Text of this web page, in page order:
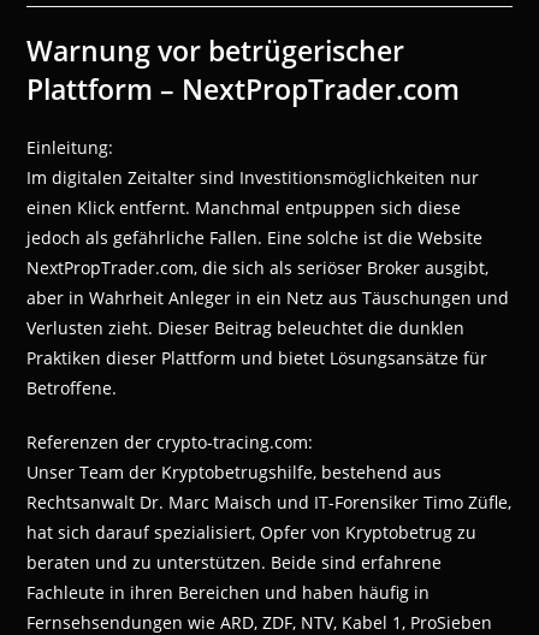
Warnung vor betrügerischer
Plattform – NextPropTrader.com
Einleitung:
Im digitalen Zeitalter sind Investitionsmöglichkeiten nur
einen Klick entfernt. Manchmal entpuppen sich diese
jedoch als gefährliche Fallen. Eine solche ist die Website
NextPropTrader.com, die sich als seriöser Broker ausgibt,
aber in Wahrheit Anleger in ein Netz aus Täuschungen und
Verlusten zieht. Dieser Beitrag beleuchtet die dunklen
Praktiken dieser Plattform und bietet Lösungsansätze für
Betroffene.
Referenzen der crypto-tracing.com:
Unser Team der Kryptobetrugshilfe, bestehend aus
Rechtsanwalt Dr. Marc Maisch und IT-Forensiker Timo Züfle,
hat sich darauf spezialisiert, Opfer von Kryptobetrug zu
beraten und zu unterstützen. Beide sind erfahrene
Fachleute in ihren Bereichen und haben häufig in
Fernsehsendungen wie ARD, ZDF, NTV, Kabel 1, ProSieben